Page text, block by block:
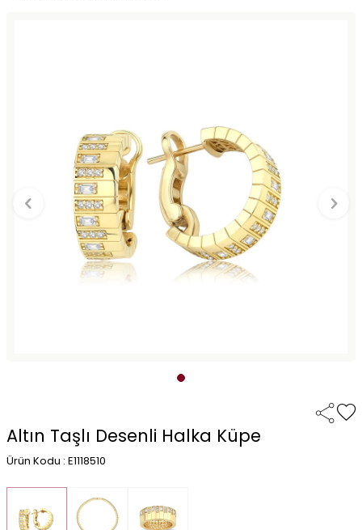
Altın Taşlı Desenli Halka Küpe
Ürün Kodu : E1118510